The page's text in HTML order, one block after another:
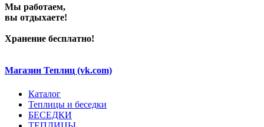
Мы работаем,
вы отдыхаете!
Хранение бесплатно!
Магазин Теплиц (vk.com)
Каталог
Теплицы и беседки
БЕСЕДКИ